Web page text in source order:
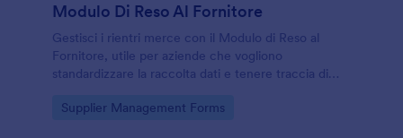
Modulo Di Reso Al Fornitore
Gestisci i rientri merce con il Modulo di Reso al
Fornitore, utile per aziende che vogliono
standardizzare la raccolta dati e tenere traccia di
conferma di ricezione.
Go to Category:
Supplier Management Forms